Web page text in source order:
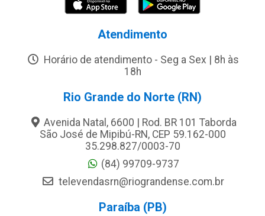
Atendimento
Horário de atendimento - Seg a Sex | 8h às
18h
Rio Grande do Norte (RN)
Avenida Natal, 6600 | Rod. BR 101 Taborda
São José de Mipibú-RN, CEP 59.162-000
35.298.827/0003-70
(84) 99709-9737
televendasrn@riograndense.com.br
Paraíba (PB)